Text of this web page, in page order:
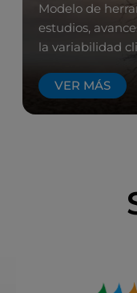
Modelo de
estudios,
la variabilidad
VER MÁS